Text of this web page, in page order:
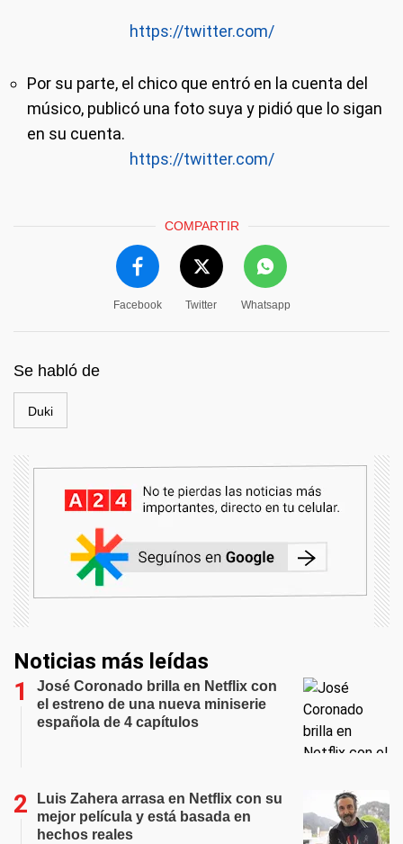
https://twitter.com/
Por su parte, el chico que entró en la cuenta del
músico, publicó una foto suya y pidió que lo sigan
en su cuenta.
https://twitter.com/
COMPARTIR
Facebook Twitter Whatsapp
Se habló de
Duki
Noticias más leídas
José Coronado brilla en Netflix con
el estreno de una nueva miniserie
española de 4 capítulos
Luis Zahera arrasa en Netflix con su
mejor película y está basada en
hechos reales